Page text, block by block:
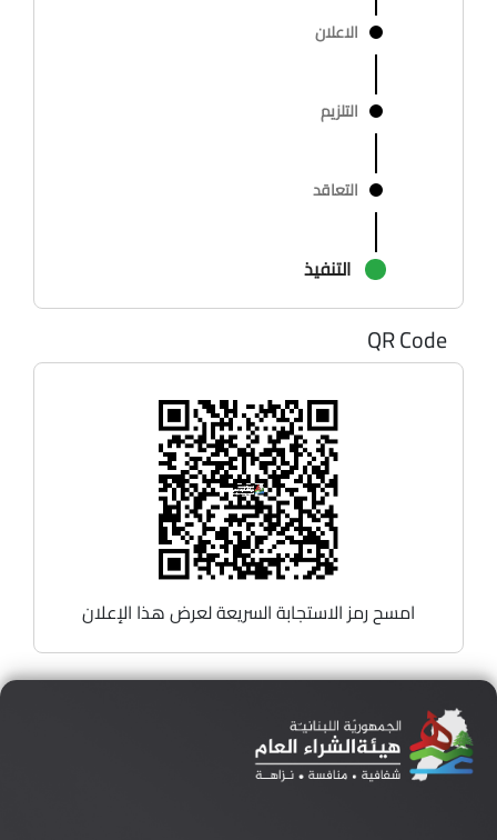
الاعلان
التلزيم
التعاقد
التنفيذ
QR Code
امسح رمز الاستجابة السريعة لعرض هذا الإعلان